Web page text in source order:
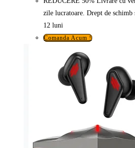
120,00 lei.
zile lucratoare. Drept de
12 luni
Comanda Acum !